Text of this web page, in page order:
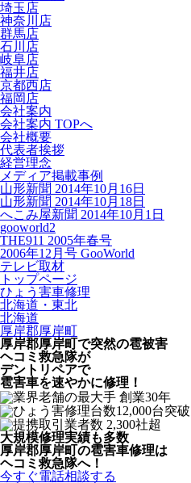
埼玉店
神奈川店
群馬店
石川店
岐阜店
福井店
京都西店
福岡店
会社案内
会社案内 TOPへ
会社概要
代表者挨拶
経営理念
メディア掲載事例
山形新聞 2014年10月16日
山形新聞 2014年10月18日
へこみ屋新聞 2014年10月1日
gooworld2
THE911 2005年春号
2006年12月号 GooWorld
テレビ取材
トップページ
ひょう害車修理
北海道・東北
北海道
厚岸郡厚岸町
厚岸郡厚岸町で突然の雹被害
ヘコミ救急隊が
デントリペアで
雹害車を速やかに修理！
大規模修理実績も多数
厚岸郡厚岸町の雹害車修理は
ヘコミ救急隊へ！
今すぐ電話相談する